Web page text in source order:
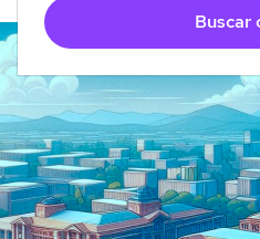
Buscar